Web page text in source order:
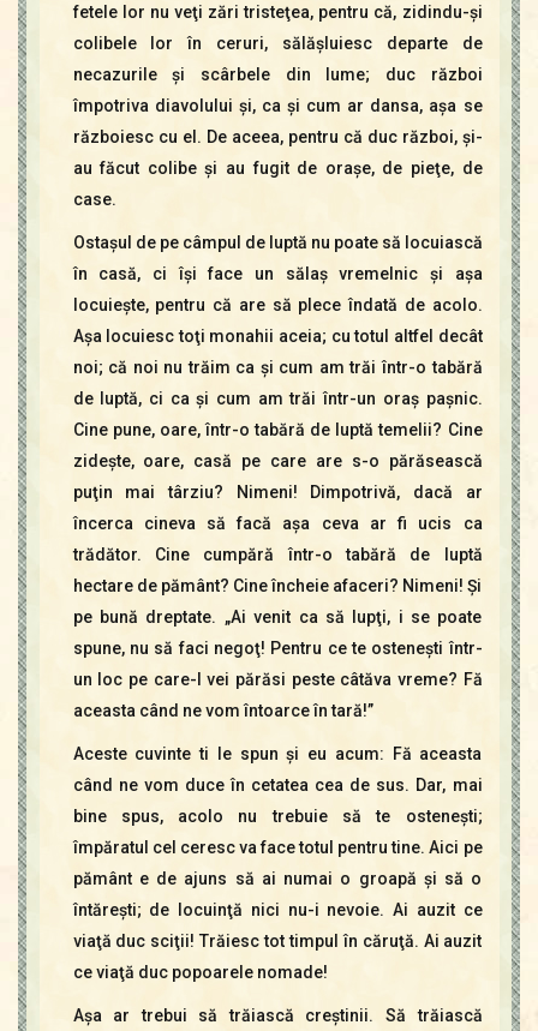
fetele lor nu veţi zări tristeţea, pentru că, zidindu-şi
colibele lor în ceruri, sălăşluiesc departe de
necazurile şi scârbele din lume; duc război
împotriva diavolului şi, ca şi cum ar dansa, aşa se
războiesc cu el. De aceea, pentru că duc război, şi-
au făcut colibe şi au fugit de oraşe, de pieţe, de
case.
Ostaşul de pe câmpul de luptă nu poate să locuiască
în casă, ci îşi face un sălaş vremelnic şi aşa
locuieşte, pentru că are să plece îndată de acolo.
Aşa locuiesc toţi monahii aceia; cu totul altfel decât
noi; că noi nu trăim ca şi cum am trăi într-o tabără
de luptă, ci ca şi cum am trăi într-un oraş paşnic.
Cine pune, oare, într-o tabără de luptă temelii? Cine
zideşte, oare, casă pe care are s-o părăsească
puţin mai târziu? Nimeni! Dimpotrivă, dacă ar
încerca cineva să facă aşa ceva ar fi ucis ca
trădător. Cine cumpără într-o tabără de luptă
hectare de pământ? Cine încheie afaceri? Nimeni! Şi
pe bună dreptate. „Ai venit ca să lupţi, i se poate
spune, nu să faci negoţ! Pentru ce te osteneşti într-
un loc pe care-l vei părăsi peste câtăva vreme? Fă
aceasta când ne vom întoarce în tară!”
Aceste cuvinte ti le spun şi eu acum: Fă aceasta
când ne vom duce în cetatea cea de sus. Dar, mai
bine spus, acolo nu trebuie să te osteneşti;
împăratul cel ceresc va face totul pentru tine. Aici pe
pământ e de ajuns să ai numai o groapă şi să o
întăreşti; de locuinţă nici nu-i nevoie. Ai auzit ce
viaţă duc sciţii! Trăiesc tot timpul în căruţă. Ai auzit
ce viaţă duc popoarele nomade!
Aşa ar trebui să trăiască creştinii. Să trăiască